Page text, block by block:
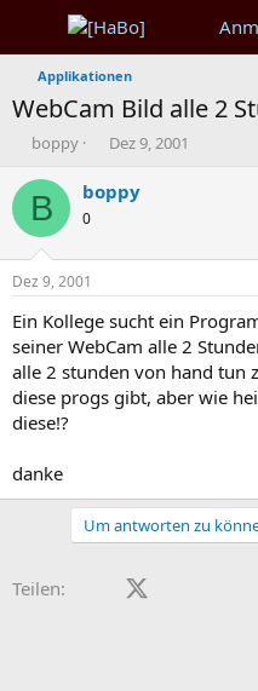
Applikationen
WebCam Bild alle 2
T
e
m
n
t
a
r
t
e
r
boppy
B
g
i
a
t
u
m
Dez 9, 2001
B boppy
0
Dez 9, 2001
Ein Kollege sucht ein
seiner WebCam alle 2
alle 2 stunden von hand tun
diese progs gibt, aber wie
diese!?
danke
Um antworten zu
Teilen: Facebook